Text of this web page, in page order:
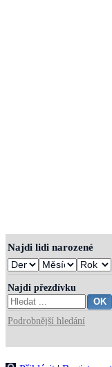
Najdi lidi narozené
Najdi přezdívku
Podrobnější hledání